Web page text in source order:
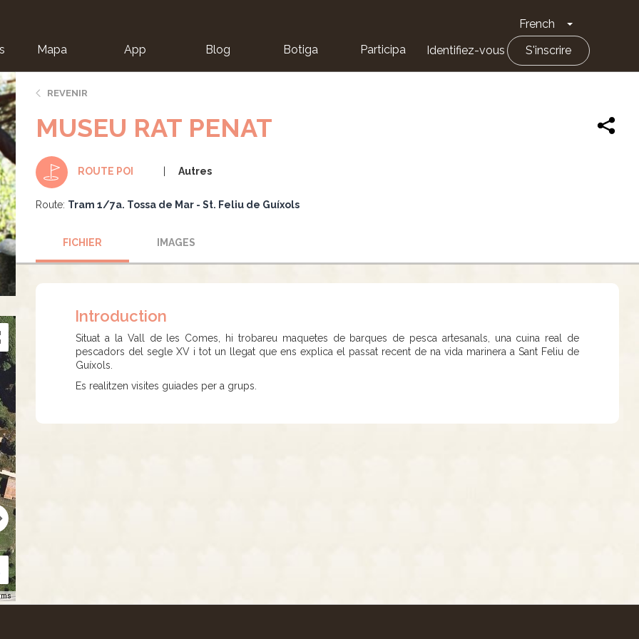
French Toggle
Mapa App Blog Botiga Participa Identifiez-vous S'inscrire
REVENIR
MUSEU RAT PENAT
ROUTE POI Autres
Route: Tram 1/7a. Tossa de Mar - St. Feliu de Guíxols
FICHIER IMAGES
Introduction
Situat a la Vall de les Comes, hi trobareu maquetes de barques de pesca artesanals, una cuina real de
pescadors del segle XV i tot un llegat que ens explica el passat recent de na vida marinera a Sant Feliu de
Guíxols.
Es realitzen visites guiades per a grups.